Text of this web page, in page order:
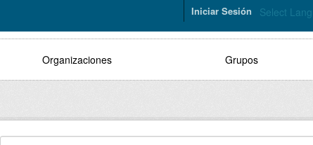
Select
Iniciar Sesión
Organizaciones Grupos